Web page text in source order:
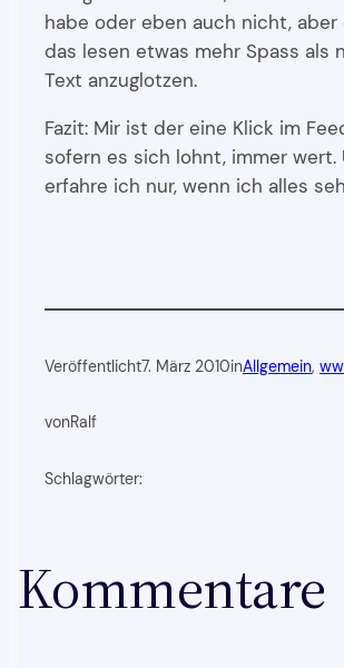
habe oder eben auch nicht, aber
das lesen etwas mehr Spass als
Text anzuglotzen.
Fazit: Mir ist der eine Klick im
sofern es sich lohnt, immer wert.
erfahre ich nur, wenn ich alles
Veröffentlicht7. März 2010inAllgemein,
vonRalf
Schlagwörter:
Kommentare